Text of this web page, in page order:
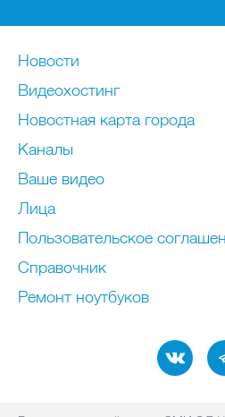
Новости
Видеохостинг
Новостная карта города
Каналы
Ваше видео
Лица
Пользовательское
Справочник
Ремонт нoутбуков